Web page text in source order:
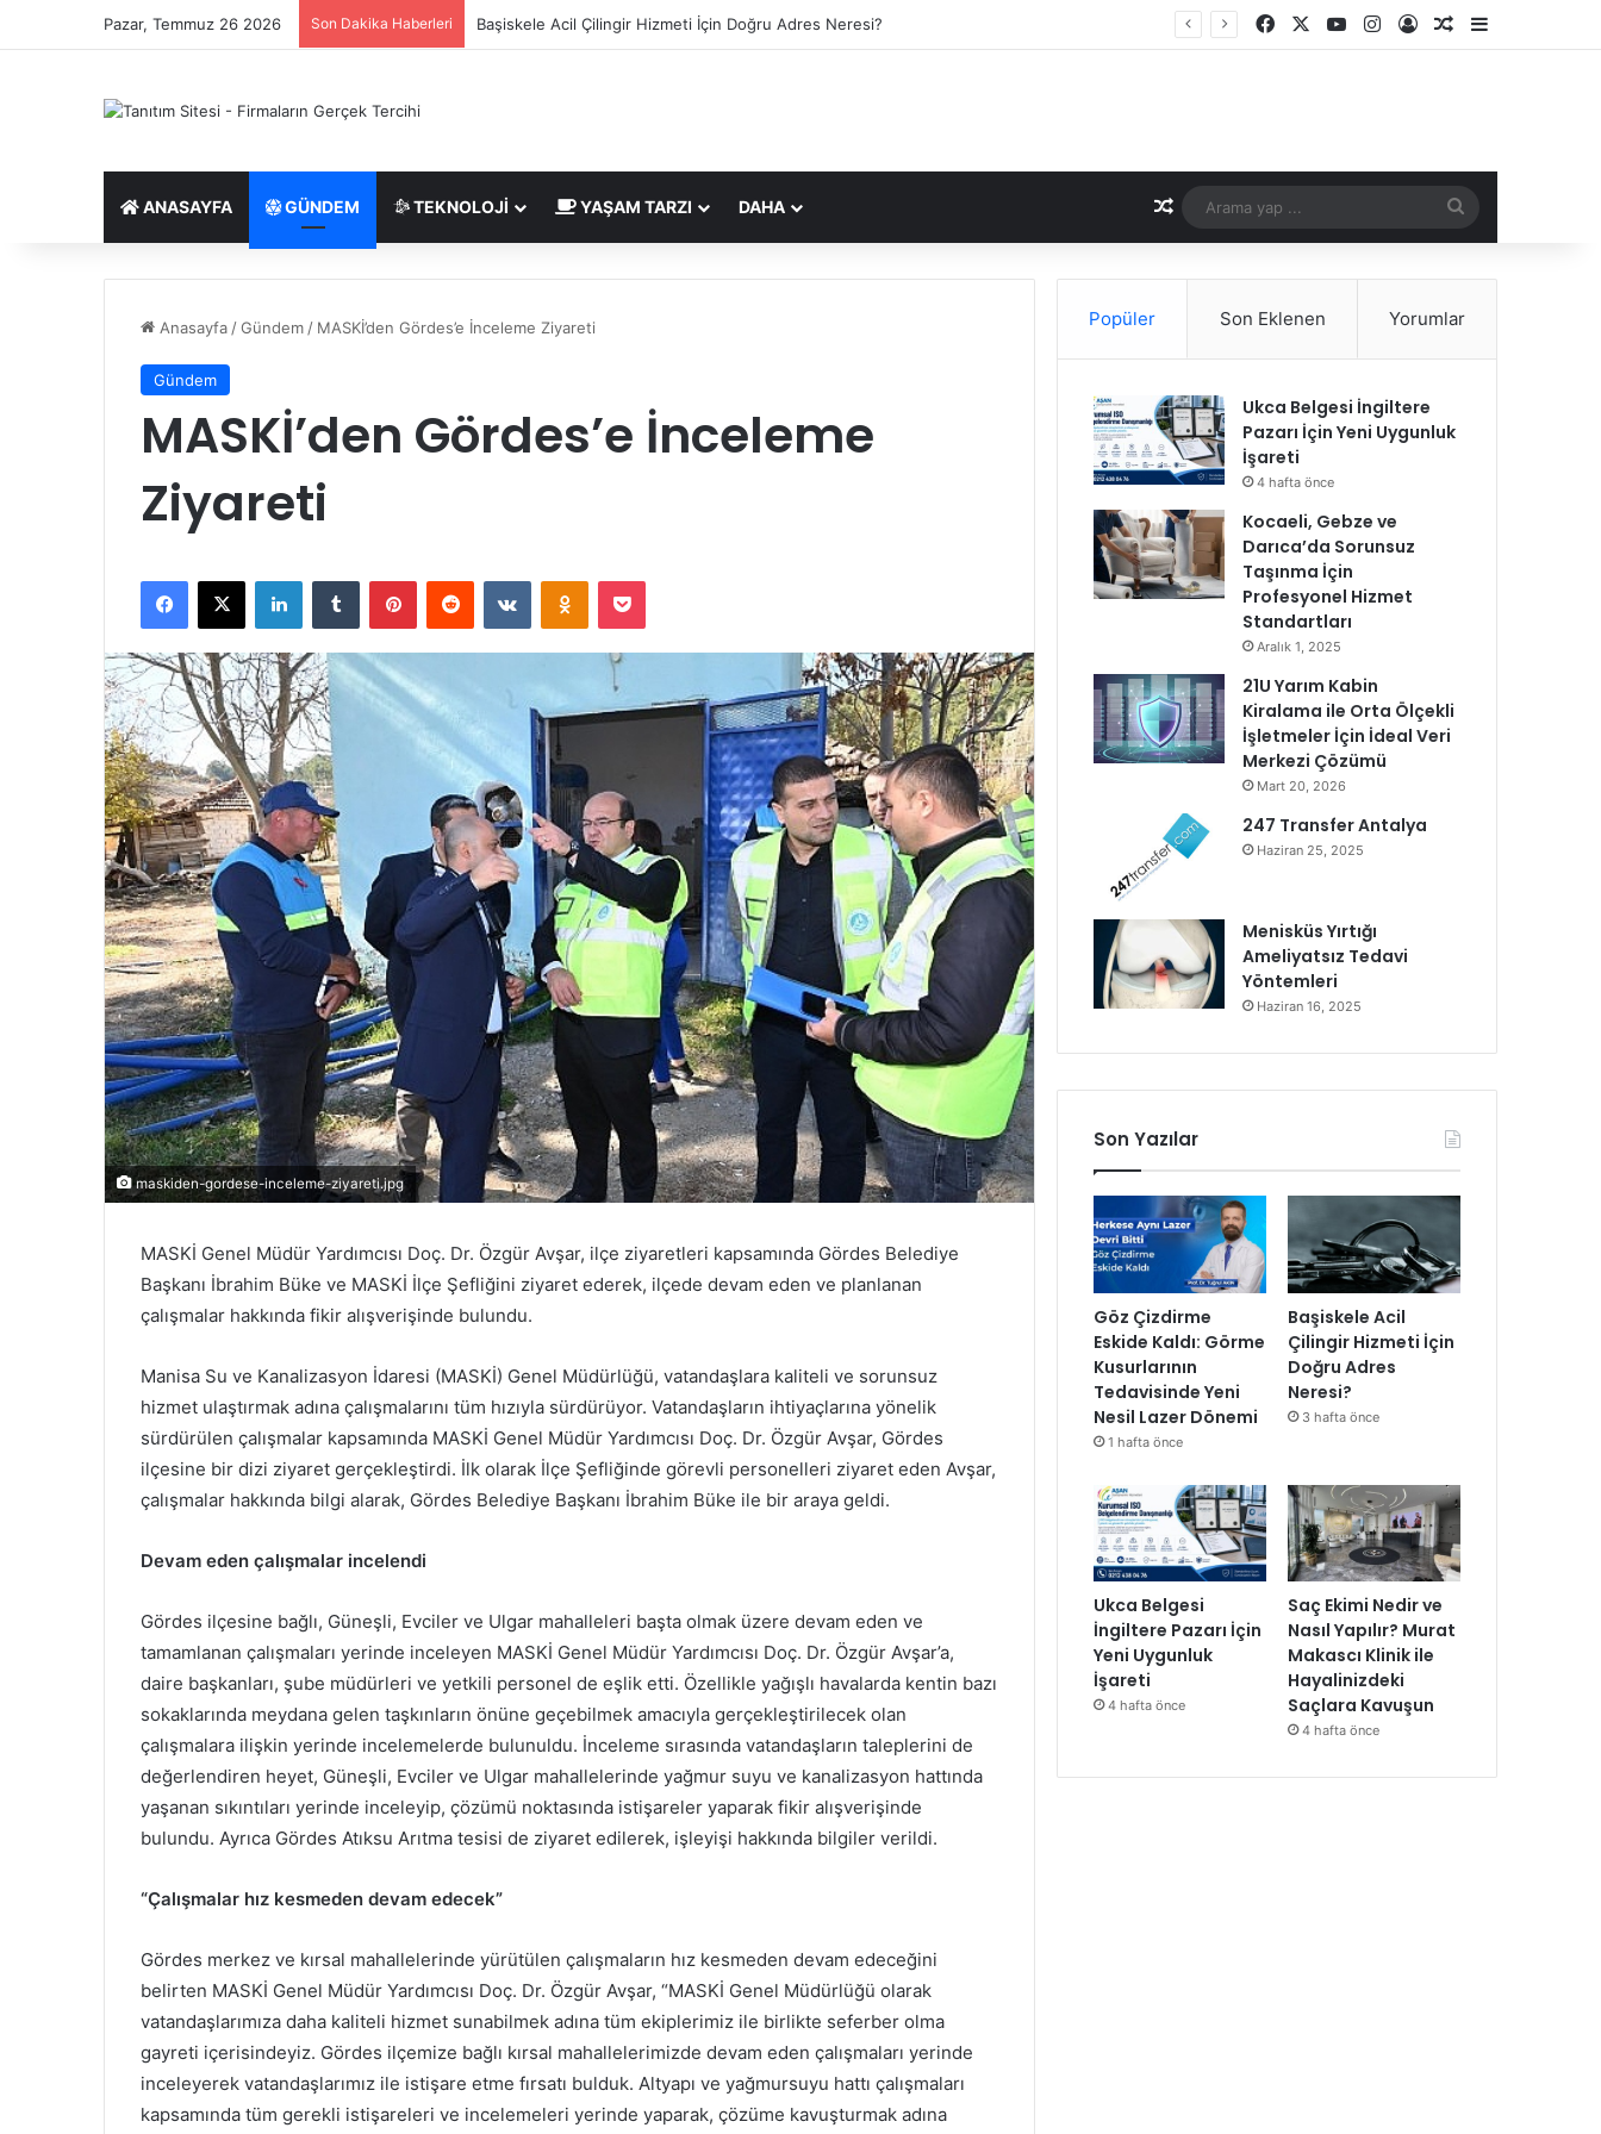
Pazar, Temmuz 26 2026 Son Dakika Haberleri Ukca Belgesi İngiltere Pazarı İçin Yeni Uygunluk İşareti Facebook YouTubeInstagramKayıt OlRastgele Makale
ANASAYFA GÜNDEM TEKNOLOJI YAŞAM TARZI DAHA Rastgele Makale
yap
Anasayfa /Gündem / MASKİ’den Gördes’e İnceleme Ziyareti
Gündem
MASKİ’den Gördes’e İnceleme
Ziyareti
maskiden-gordese-inceleme-ziyareti.jpg
MASKİ Genel Müdür Yardımcısı Doç. Dr. Özgür Avşar, ilçe ziyaretleri kapsamında Gördes Belediye
Başkanı İbrahim Büke ve MASKİ İlçe Şefliğini ziyaret ederek, ilçede devam eden ve planlanan
çalışmalar hakkında fikir alışverişinde bulundu.
Manisa Su ve Kanalizasyon İdaresi (MASKİ) Genel Müdürlüğü, vatandaşlara kaliteli ve sorunsuz
hizmet ulaştırmak adına çalışmalarını tüm hızıyla sürdürüyor. Vatandaşların ihtiyaçlarına yönelik
sürdürülen çalışmalar kapsamında MASKİ Genel Müdür Yardımcısı Doç. Dr. Özgür Avşar, Gördes
ilçesine bir dizi ziyaret gerçekleştirdi. İlk olarak İlçe Şefliğinde görevli personelleri ziyaret eden Avşar,
çalışmalar hakkında bilgi alarak, Gördes Belediye Başkanı İbrahim Büke ile bir araya geldi.
Devam eden çalışmalar incelendi
Gördes ilçesine bağlı, Güneşli, Evciler ve Ulgar mahalleleri başta olmak üzere devam eden ve
tamamlanan çalışmaları yerinde inceleyen MASKİ Genel Müdür Yardımcısı Doç. Dr. Özgür Avşar’a,
daire başkanları, şube müdürleri ve yetkili personel de eşlik etti. Özellikle yağışlı havalarda kentin bazı
sokaklarında meydana gelen taşkınların önüne geçebilmek amacıyla gerçekleştirilecek olan
çalışmalara ilişkin yerinde incelemelerde bulunuldu. İnceleme sırasında vatandaşların taleplerini de
değerlendiren heyet, Güneşli, Evciler ve Ulgar mahallelerinde yağmur suyu ve kanalizasyon hattında
yaşanan sıkıntıları yerinde inceleyip, çözümü noktasında istişareler yaparak fikir alışverişinde
bulundu. Ayrıca Gördes Atıksu Arıtma tesisi de ziyaret edilerek, işleyişi hakkında bilgiler verildi.
“Çalışmalar hız kesmeden devam edecek”
Gördes merkez ve kırsal mahallelerinde yürütülen çalışmaların hız kesmeden devam edeceğini
belirten MASKİ Genel Müdür Yardımcısı Doç. Dr. Özgür Avşar, “MASKİ Genel Müdürlüğü olarak
vatandaşlarımıza daha kaliteli hizmet sunabilmek adına tüm ekiplerimiz ile birlikte seferber olma
gayreti içerisindeyiz. Gördes ilçemize bağlı kırsal mahallelerimizde devam eden çalışmaları yerinde
inceleyerek vatandaşlarımız ile istişare etme fırsatı bulduk. Altyapı ve yağmursuyu hattı çalışmaları
kapsamında tüm gerekli istişareleri ve incelemeleri yerinde yaparak, çözüme kavuşturmak adına
Popüler Son Eklenen Yorumlar
Ukca Belgesi İngiltere
Pazarı İçin Yeni Uygunluk
İşareti
4 hafta önce
Kocaeli, Gebze ve
Darıca’da Sorunsuz
Taşınma İçin
Profesyonel Hizmet
Standartları
Aralık 1, 2025
21U Yarım Kabin
Kiralama ile Orta Ölçekli
İşletmeler İçin İdeal Veri
Merkezi Çözümü
Mart 20, 2026
247 Transfer Antalya
Haziran 25, 2025
Menisküs Yırtığı
Ameliyatsız Tedavi
Yöntemleri
Haziran 16, 2025
Son Yazılar
Göz Çizdirme
Eskide Kaldı: Görme
Kusurlarının
Tedavisinde Yeni
Nesil Lazer Dönemi
1 hafta önce
Başiskele Acil
Çilingir Hizmeti İçin
Doğru Adres
Neresi?
3 hafta önce
Ukca Belgesi
İngiltere Pazarı İçin
Yeni Uygunluk
İşareti
4 hafta önce
Saç Ekimi Nedir ve
Nasıl Yapılır? Murat
Makascı Klinik ile
Hayalinizdeki
Saçlara Kavuşun
4 hafta önce